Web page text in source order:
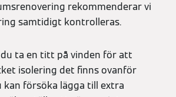
rekommenderar vi
samtidigt kontrolleras.
ta en titt på vinden för att
isolering det finns ovanför
kan försöka lägga till extra